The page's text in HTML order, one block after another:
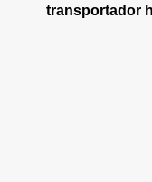
transportador